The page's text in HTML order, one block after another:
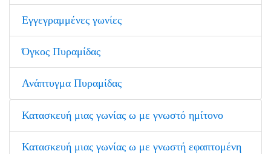
Εγγεγραμμένες γωνίες
Όγκος Πυραμίδας
Ανάπτυγμα Πυραμίδας
Κατασκευή μιας γωνίας ω με γνωστό ημίτονο
Κατασκευή μιας γωνίας ω με γνωστή εφαπτομένη